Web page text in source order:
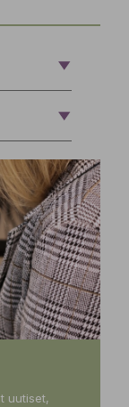
uutiset,